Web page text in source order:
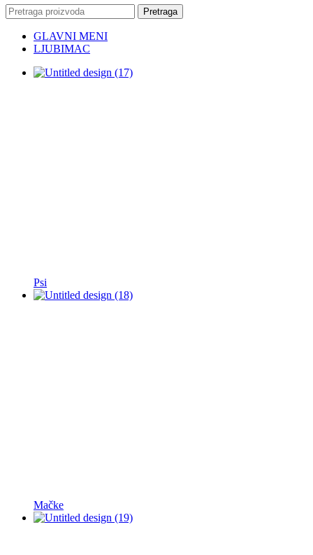
Pretraga
GLAVNI MENI
LJUBIMAC
Psi
Mačke